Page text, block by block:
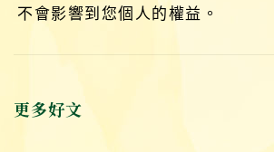
不會影響到您個人的權益。
更多好文